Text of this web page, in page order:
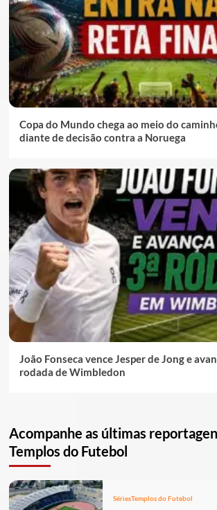
Copa do Mundo chega ao meio do
diante de decisão contra a Noruega
João Fonseca vence Jesper de Jong e
rodada de Wimbledon
Acompanhe as últimas
Templos do Futebol
SériesTemplos do Futebol